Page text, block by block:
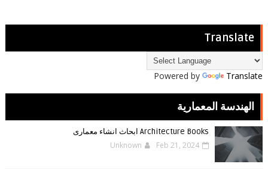
Translate
Powered by Translate
الهندسة المعمارية
Architecture Books ابحاث انشاء معمارى
Unknown Feb 21, 2024